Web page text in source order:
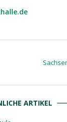
ARTIKEL